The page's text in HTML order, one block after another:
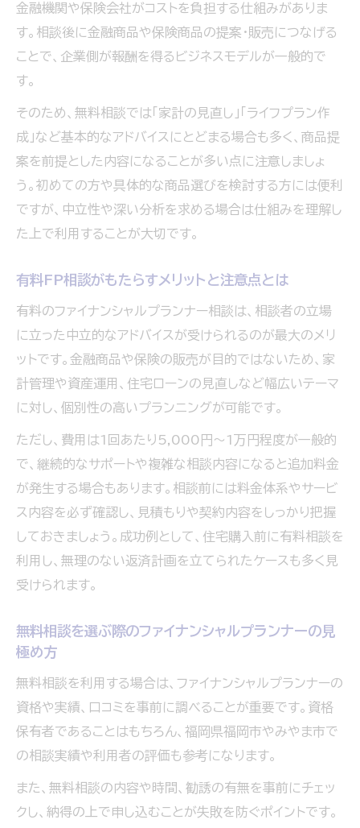
金融機関や保険会社がコストを負担する仕組みがありま
す。相談後に金融商品や保険商品の提案・販売につなげる
ことで、企業側が報酬を得るビジネスモデルが一般的で
す。
そのため、無料相談では「家計の見直し」「ライフプラン作
成」など基本的なアドバイスにとどまる場合も多く、商品提
案を前提とした内容になることが多い点に注意しましょ
う。初めての方や具体的な商品選びを検討する方には便利
ですが、中立性や深い分析を求める場合は仕組みを理解し
た上で利用することが大切です。
有料FP相談がもたらすメリットと注意点とは
有料のファイナンシャルプランナー相談は、相談者の立場
に立った中立的なアドバイスが受けられるのが最大のメリ
ットです。金融商品や保険の販売が目的ではないため、家
計管理や資産運用、住宅ローンの見直しなど幅広いテーマ
に対し、個別性の高いプランニングが可能です。
ただし、費用は1回あたり5,000円〜1万円程度が一般的
で、継続的なサポートや複雑な相談内容になると追加料金
が発生する場合もあります。相談前には料金体系やサービ
ス内容を必ず確認し、見積もりや契約内容をしっかり把握
しておきましょう。成功例として、住宅購入前に有料相談を
利用し、無理のない返済計画を立てられたケースも多く見
受けられます。
無料相談を選ぶ際のファイナンシャルプランナーの見
極め方
無料相談を利用する場合は、ファイナンシャルプランナーの
資格や実績、口コミを事前に調べることが重要です。資格
保有者であることはもちろん、福岡県福岡市やみやま市で
の相談実績や利用者の評価も参考になります。
また、無料相談の内容や時間、勧誘の有無を事前にチェッ
クし、納得の上で申し込むことが失敗を防ぐポイントです。